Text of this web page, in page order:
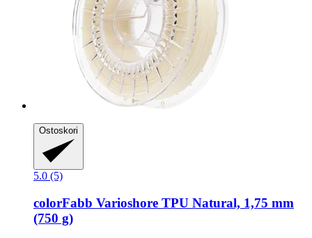
Ostoskori
5.0 (5)
colorFabb Varioshore TPU Natural, 1,75 mm
(750 g)